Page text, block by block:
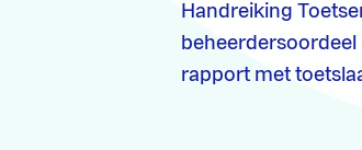
Handreiking
rapport met